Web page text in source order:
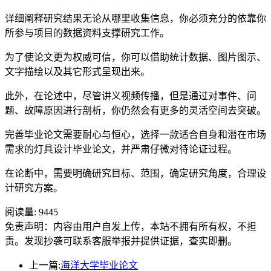
详细阐释研究结果无论从哪里收集信息，你必须充分的依靠你
所参与项目的数据资料支撑研究工作。
为了使论文更为权威可信，你可以借助统计数据、图片图示、
文字描绘以及其它形式呈现出来。
此外，在论述中，尽管讲义视频传播，但是通过对事件、问
题、故障原因进行剖析，你仍然会有更多的灵活空间去突破。
完善毕业论文需要耐心与恒心，选择一款适合自身和潜在市场
需求的灯具设计毕业论文，并严肃仔微对待论证过程。
在论断中，需要明确研究目标、范围，确定研究角度，合理设
计研究方案。
阅读量: 9445
免责声明：内容由用户自发上传，本站不拥有所有权，不担
责。发现抄袭可联系客服举报并提供证据，查实即删。
上一篇:海洋大学毕业论文